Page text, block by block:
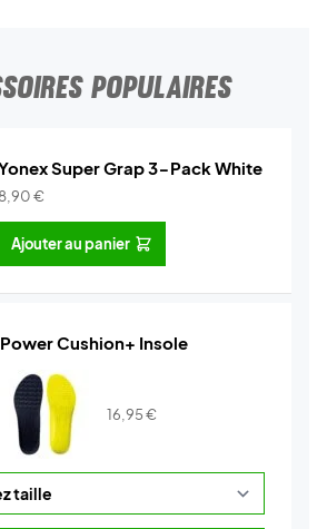
POPULAIRES
Super Grap 3-Pack White
8,90€
Ajouter au panier
Cushion+ Insole
16,95€